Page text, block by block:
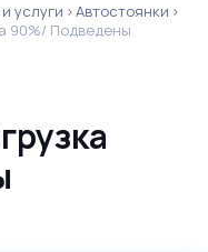
услуги
Автостоянки
90%/ Подведены